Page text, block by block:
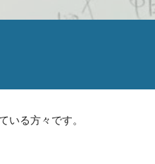
いる方々です。